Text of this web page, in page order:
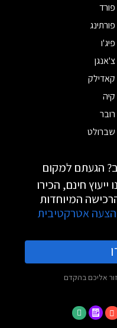
פורד
פורתינג
פיג'ו
צ'אנגן
קאדילק
קיה
רובר
שברולט
הגעתם למקום
חינם, הכירו
המיוחדות
הצעה אטרקטיבית
אליכם בהקדם